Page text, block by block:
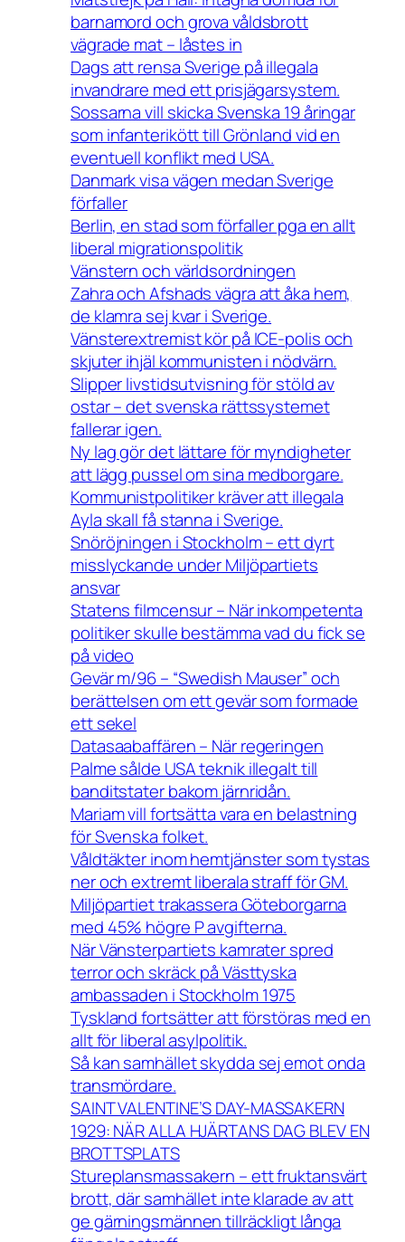
barnamord och grova våldsbrott
vägrade mat – låstes in
Dags att rensa Sverige på illegala
invandrare med ett prisjägarsystem.
Sossarna vill skicka Svenska 19 åringar
som infanterikött till Grönland vid en
eventuell konflikt med USA.
Danmark visa vägen medan Sverige
förfaller
Berlin, en stad som förfaller pga en allt
liberal migrationspolitik
Vänstern och världsordningen
Zahra och Afshads vägra att åka hem,
de klamra sej kvar i Sverige.
Vänsterextremist kör på ICE-polis och
skjuter ihjäl kommunisten i nödvärn.
Slipper livstidsutvisning för stöld av
ostar – det svenska rättssystemet
fallerar igen.
Ny lag gör det lättare för myndigheter
att lägg pussel om sina medborgare.
Kommunistpolitiker kräver att illegala
Ayla skall få stanna i Sverige.
Snöröjningen i Stockholm – ett dyrt
misslyckande under Miljöpartiets
ansvar
Statens filmcensur – När inkompetenta
politiker skulle bestämma vad du fick se
på video
Gevär m/96 – “Swedish Mauser” och
berättelsen om ett gevär som formade
ett sekel
Datasaabaffären – När regeringen
Palme sålde USA teknik illegalt till
banditstater bakom järnridån.
Mariam vill fortsätta vara en belastning
för Svenska folket.
Våldtäkter inom hemtjänster som tystas
ner och extremt liberala straff för GM.
Miljöpartiet trakassera Göteborgarna
med 45% högre P avgifterna.
När Vänsterpartiets kamrater spred
terror och skräck på Västtyska
ambassaden i Stockholm 1975
Tyskland fortsätter att förstöras med en
allt för liberal asylpolitik.
Så kan samhället skydda sej emot onda
transmördare.
SAINT VALENTINE’S DAY-MASSAKERN
1929: NÄR ALLA HJÄRTANS DAG BLEV EN
BROTTSPLATS
Stureplansmassakern – ett fruktansvärt
brott, där samhället inte klarade av att
ge gärningsmännen tillräckligt långa